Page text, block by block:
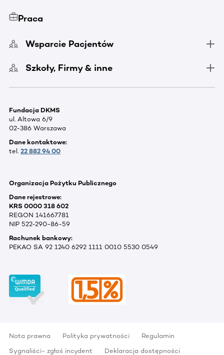
Praca
Wsparcie Pacjentów
Szkoły, Firmy & inne
Fundacja DKMS
ul. Altowa 6/9
02-386 Warszawa
Dane kontaktowe:
tel. 22 882 94 00
Organizacja Pożytku Publicznego
Dane rejestrowe:
KRS 0000 318 602
REGON 141667781
NIP 522-290-86-59
Rachunek bankowy:
PEKAO SA 92 1240 6292 1111 0010 5530 0549
Nota prawna Polityka prywatności
Regulamin
Sygnaliści- zgłoś incydent
Deklaracja dostępności